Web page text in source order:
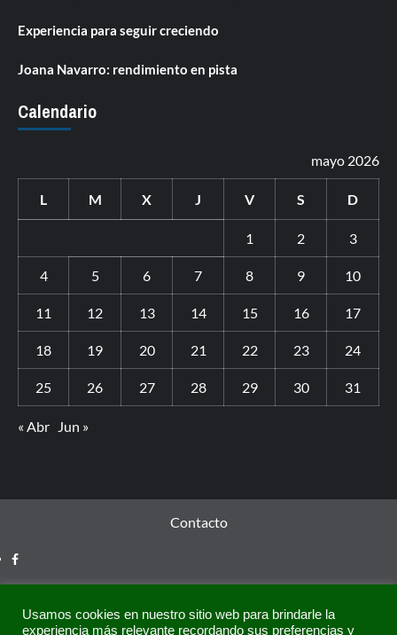
Experiencia para seguir creciendo
Joana Navarro: rendimiento en pista
Calendario
mayo 2026
L M X J V S D
1 2 3
4 5 6 7 8 9 10
11 12 13 14 15 16 17
18 19 20 21 22 23 24
25 26 27 28 29 30 31
« Abr Jun »
Contacto
Usamos cookies en nuestro sitio web para brindarle la
experiencia más relevante recordando sus preferencias y